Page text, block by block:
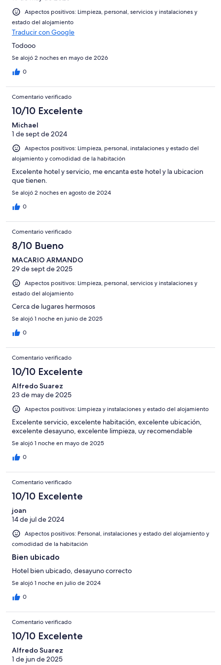
Aspectos positivos: Limpieza, personal, servicios y instalaciones y
estado del alojamiento
Traducir con Google
Todooo
Se alojó 2 noches en mayo de 2026
0
Comentario verificado
10/10 Excelente
Michael
1 de sept de 2024
Aspectos positivos: Limpieza, personal, instalaciones y estado del
alojamiento y comodidad de la habitación
Excelente hotel y servicio, me encanta este hotel y la ubicacion
que tienen.
Se alojó 2 noches en agosto de 2024
0
Comentario verificado
8/10 Bueno
MACARIO ARMANDO
29 de sept de 2025
Aspectos positivos: Limpieza, personal, servicios y instalaciones y
estado del alojamiento
Cerca de lugares hermosos
Se alojó 1 noche en junio de 2025
0
Comentario verificado
10/10 Excelente
Alfredo Suarez
23 de may de 2025
Aspectos positivos: Limpieza y instalaciones y estado del alojamiento
Excelente servicio, excelente habitación, excelente ubicación,
excelente desayuno, excelente limpieza, uy recomendable
Se alojó 1 noche en mayo de 2025
0
Comentario verificado
10/10 Excelente
joan
14 de jul de 2024
Aspectos positivos: Personal, instalaciones y estado del alojamiento y
comodidad de la habitación
Bien ubicado
Hotel bien ubicado, desayuno correcto
Se alojó 1 noche en julio de 2024
0
Comentario verificado
10/10 Excelente
Alfredo Suarez
1 de jun de 2025